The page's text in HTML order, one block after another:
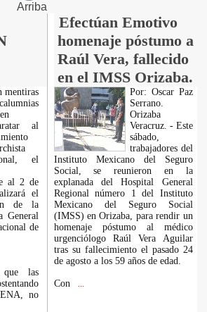
Arriba
Efectúan Emotivo
homenaje póstumo a
Raúl Vera, fallecido
en el IMSS Orizaba.
mentiras
al
el
al 2 de
el
de la
General
de
que las
no
Por: Oscar Paz
Serrano.
Orizaba
Veracruz. - Este
sábado,
trabajadores del
Instituto Mexicano del Seguro
Social, se reunieron en la
explanada del Hospital General
Regional número 1 del Instituto
Mexicano del Seguro Social
(IMSS) en Orizaba, para rendir un
homenaje póstumo al médico
urgenciólogo Raúl Vera Aguilar
tras su fallecimiento el pasado 24
de agosto a los 59 años de edad.
Con